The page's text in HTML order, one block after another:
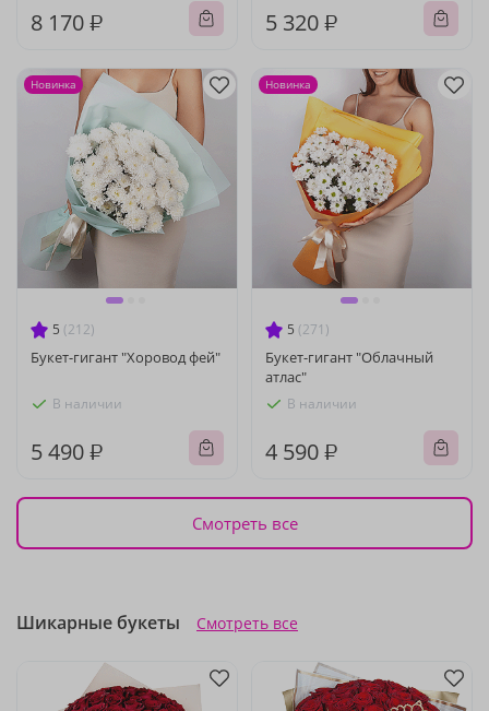
8 170 ₽ 5 320 ₽
5 (212)
Букет-гигант "Хоровод фей"
В наличии
5 490 ₽
Новинка
5 (271)
Букет-гигант "Облачный
атлас"
В наличии
4 590 ₽
Новинка
Смотреть все
Шикарные букеты Смотреть все